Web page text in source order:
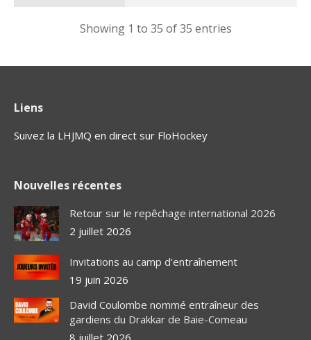
Showing 1 to 35 of 35 entries
Liens
Suivez la LHJMQ en direct sur FloHockey
Nouvelles récentes
Retour sur le repêchage international 2026
2 juillet 2026
Invitations au camp d’entraînement
19 juin 2026
David Coulombe nommé entraîneur des
gardiens du Drakkar de Baie-Comeau
8 juillet 2026